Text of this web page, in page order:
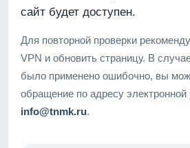
сайт будет доступен.
Для повторной проверки
VPN и обновить страницу. В
было применено ошибочно, вы
обращение по адресу электронной
info@tnmk.ru.